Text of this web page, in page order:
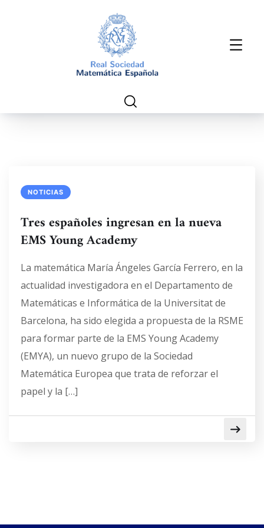
NOTICIAS
Tres españoles ingresan en la nueva
EMS Young Academy
La matemática María Ángeles García Ferrero, en la
actualidad investigadora en el Departamento de
Matemáticas e Informática de la Universitat de
Barcelona, ha sido elegida a propuesta de la RSME
para formar parte de la EMS Young Academy
(EMYA), un nuevo grupo de la Sociedad
Matemática Europea que trata de reforzar el
papel y la […]